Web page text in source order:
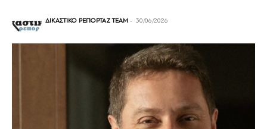
ΔΙΚΑΣΤΙΚΟ ΡΕΠΟΡΤΑΖ TEAM - 30/06/2026